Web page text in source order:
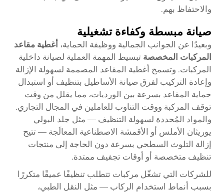
والاحتفاظ بهم.
صيانة مبسطة وكفاءة تشغيلية
وبعيدًا عن الجوانب الجمالية ووظيفة الحماية، أغطية مقاعد
المركبات المخصصة تبسيط المهمة العملية لصيانة داخلية
المركبات. وتسمح أغطية المقاعد المصممة لسهولة الإزالة
وإعادة التركيب لفرق صيانة الأساطيل بتنظيف أو استبدال
حماية المقاعد بسرعة بين الورديات، مما يقلل من وقت
توقف المركبة ووقت التناوب للعاملين في المجال التجاري.
والمواد المُحددة لسهولة التنظيف — مثل جلد البولي
يوريثان الأملس أو الأقمشة الاصطناعية المعالَجة — تتيح
إزالة التلوث السطحي بسرعة دون الحاجة إلى منتجات
تنظيف متخصصة أو أوقات تجفيف ممتدة.
للشركات التي تشغّل مركبات تتطلب تنظيفًا عميقًا متكررًا
بسبب أنماط استخدام الركاب — مثل النقل الطبي،